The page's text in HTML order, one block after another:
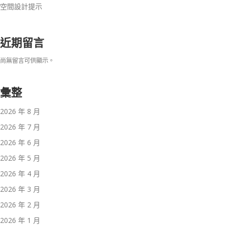
空間設計提示
近期留言
尚無留言可供顯示。
彙整
2026 年 8 月
2026 年 7 月
2026 年 6 月
2026 年 5 月
2026 年 4 月
2026 年 3 月
2026 年 2 月
2026 年 1 月